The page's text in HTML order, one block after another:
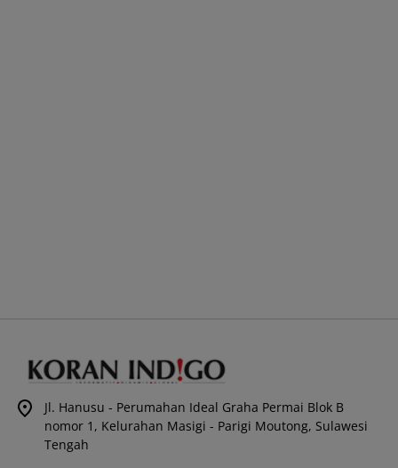
Jl. Hanusu - Perumahan Ideal Graha Permai Blok B
nomor 1, Kelurahan Masigi - Parigi Moutong, Sulawesi
Tengah